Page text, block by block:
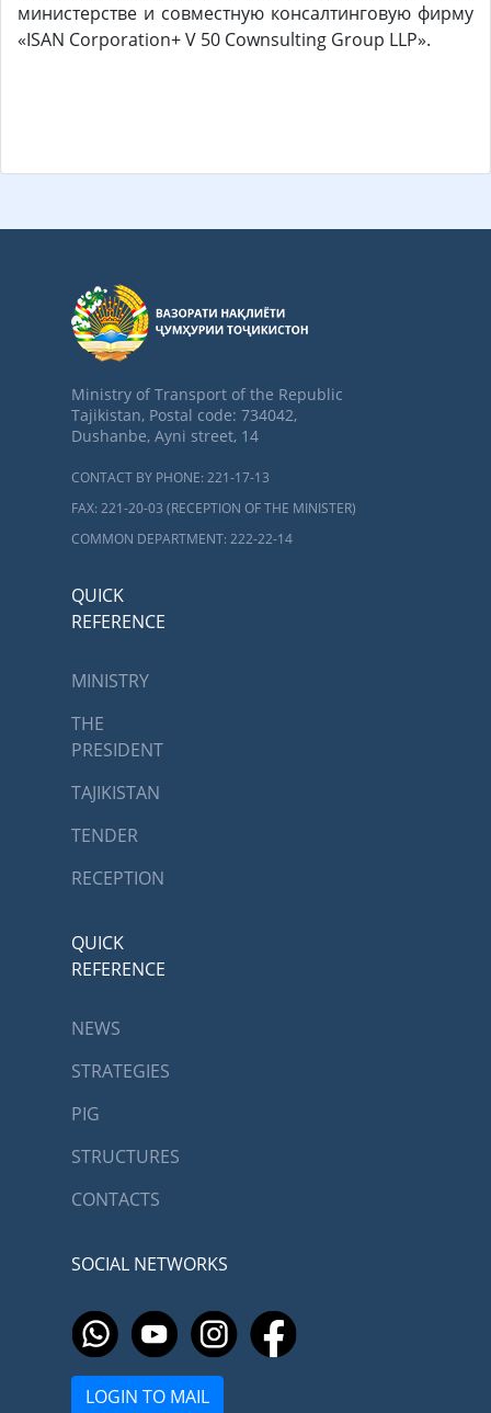
министерстве и совместную консалтинговую фирму
«ISAN Corporation+ V 50 Cownsulting Group LLP».
Ministry of Transport of the Republic
Tajikistan, Postal code: 734042,
Dushanbe, Ayni street, 14
CONTACT BY PHONE: 221-17-13
FAX: 221-20-03 (RECEPTION OF THE MINISTER)
COMMON DEPARTMENT: 222-22-14
QUICK
REFERENCE
MINISTRY
THE
PRESIDENT
TAJIKISTAN
TENDER
RECEPTION
QUICK
REFERENCE
NEWS
STRATEGIES
PIG
STRUCTURES
CONTACTS
SOCIAL NETWORKS
LOGIN TO MAIL